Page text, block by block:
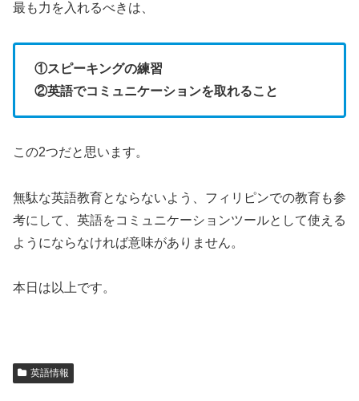
最も力を入れるべきは、
①スピーキングの練習
②英語でコミュニケーションを取れること
この2つだと思います。
無駄な英語教育とならないよう、フィリピンでの教育も参
考にして、英語をコミュニケーションツールとして使える
ようにならなければ意味がありません。
本日は以上です。
英語情報